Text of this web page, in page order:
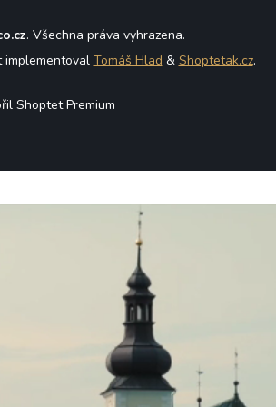
. Všechna práva vyhrazena.
implementoval Tomáš Hlad & Shoptetak.cz.
Shoptet Premium